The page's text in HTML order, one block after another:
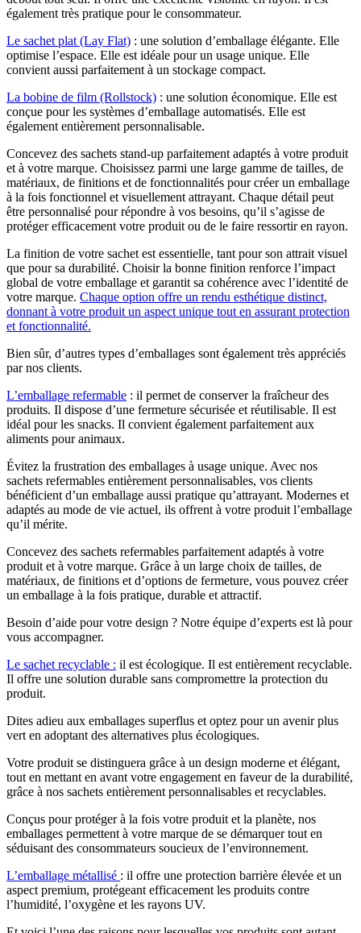
également très pratique pour le consommateur.
Le sachet plat (Lay Flat) : une solution d’emballage élégante. Elle
optimise l’espace. Elle est idéale pour un usage unique. Elle
convient aussi parfaitement à un stockage compact.
La bobine de film (Rollstock) : une solution économique. Elle est
conçue pour les systèmes d’emballage automatisés. Elle est
également entièrement personnalisable.
Concevez des sachets stand-up parfaitement adaptés à votre produit
et à votre marque. Choisissez parmi une large gamme de tailles, de
matériaux, de finitions et de fonctionnalités pour créer un emballage
à la fois fonctionnel et visuellement attrayant. Chaque détail peut
être personnalisé pour répondre à vos besoins, qu’il s’agisse de
protéger efficacement votre produit ou de le faire ressortir en rayon.
La finition de votre sachet est essentielle, tant pour son attrait visuel
que pour sa durabilité. Choisir la bonne finition renforce l’impact
global de votre emballage et garantit sa cohérence avec l’identité de
votre marque. Chaque option offre un rendu esthétique distinct,
donnant à votre produit un aspect unique tout en assurant protection
et fonctionnalité.
Bien sûr, d’autres types d’emballages sont également très appréciés
par nos clients.
L’emballage refermable : il permet de conserver la fraîcheur des
produits. Il dispose d’une fermeture sécurisée et réutilisable. Il est
idéal pour les snacks. Il convient également parfaitement aux
aliments pour animaux.
Évitez la frustration des emballages à usage unique. Avec nos
sachets refermables entièrement personnalisables, vos clients
bénéficient d’un emballage aussi pratique qu’attrayant. Modernes et
adaptés au mode de vie actuel, ils offrent à votre produit l’emballage
qu’il mérite.
Concevez des sachets refermables parfaitement adaptés à votre
produit et à votre marque. Grâce à un large choix de tailles, de
matériaux, de finitions et d’options de fermeture, vous pouvez créer
un emballage à la fois pratique, durable et attractif.
Besoin d’aide pour votre design ? Notre équipe d’experts est là pour
vous accompagner.
Le sachet recyclable : il est écologique. Il est entièrement recyclable.
Il offre une solution durable sans compromettre la protection du
produit.
Dites adieu aux emballages superflus et optez pour un avenir plus
vert en adoptant des alternatives plus écologiques.
Votre produit se distinguera grâce à un design moderne et élégant,
tout en mettant en avant votre engagement en faveur de la durabilité,
grâce à nos sachets entièrement personnalisables et recyclables.
Conçus pour protéger à la fois votre produit et la planète, nos
emballages permettent à votre marque de se démarquer tout en
séduisant des consommateurs soucieux de l’environnement.
L’emballage métallisé : il offre une protection barrière élevée et un
aspect premium, protégeant efficacement les produits contre
l’humidité, l’oxygène et les rayons UV.